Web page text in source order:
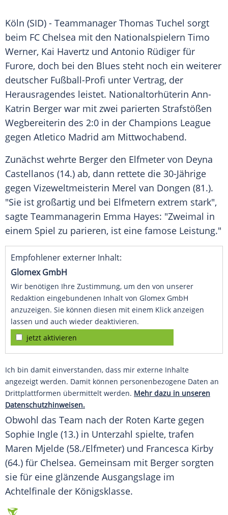
Köln (SID) - Teammanager Thomas Tuchel sorgt
beim FC Chelsea mit den Nationalspielern Timo
Werner, Kai Havertz und Antonio Rüdiger für
Furore, doch bei den Blues steht noch ein weiterer
deutscher Fußball-Profi unter Vertrag, der
Herausragendes leistet. Nationaltorhüterin Ann-
Katrin Berger war mit zwei parierten Strafstößen
Wegbereiterin des 2:0 in der Champions League
gegen Atletico Madrid am Mittwochabend.
Zunächst wehrte Berger den Elfmeter von Deyna
Castellanos (14.) ab, dann rettete die 30-Jährige
gegen Vizeweltmeisterin Merel van Dongen (81.).
"Sie ist großartig und bei Elfmetern extrem stark",
sagte Teammanagerin Emma Hayes: "Zweimal in
einem Spiel zu parieren, ist eine famose Leistung."
Empfohlener externer Inhalt:
Glomex GmbH
Wir benötigen Ihre Zustimmung, um den von unserer
Redaktion eingebundenen Inhalt von Glomex GmbH
anzuzeigen. Sie können diesen mit einem Klick anzeigen
lassen und auch wieder deaktivieren.
jetzt aktivieren
Ich bin damit einverstanden, dass mir externe Inhalte
angezeigt werden. Damit können personenbezogene Daten an
Drittplattformen übermittelt werden. Mehr dazu in unseren
Datenschutzhinweisen.
Obwohl das Team nach der Roten Karte gegen
Sophie Ingle (13.) in Unterzahl spielte, trafen
Maren Mjelde (58./Elfmeter) und Francesca Kirby
(64.) für Chelsea. Gemeinsam mit Berger sorgten
sie für eine glänzende Ausgangslage im
Achtelfinale der Königsklasse.